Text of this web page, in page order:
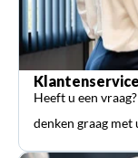
Klantenservice
Heeft u een
denken graag met